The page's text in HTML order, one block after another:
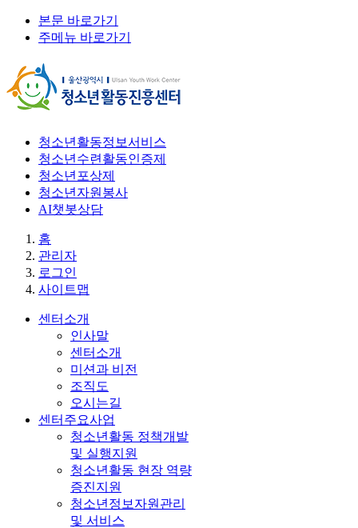
본문 바로가기
주메뉴 바로가기
청소년활동정보서비스
청소년수련활동인증제
청소년포상제
청소년자원봉사
AI챗봇상담
홈
관리자
로그인
사이트맵
센터소개
인사말
센터소개
미션과 비전
조직도
오시는길
센터주요사업
청소년활동 정책개발
및 실행지원
청소년활동 현장 역량
증진지원
청소년정보자원관리
및 서비스